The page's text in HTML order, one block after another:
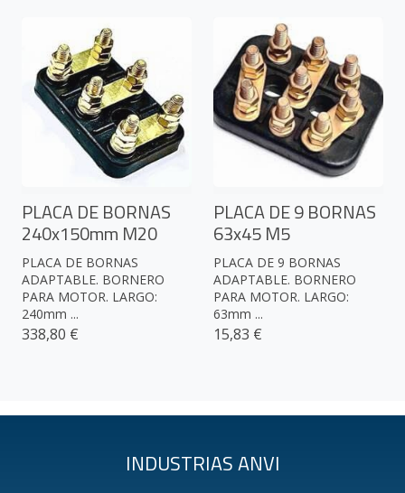
PLACA DE BORNAS
240x150mm M20
PLACA DE BORNAS
ADAPTABLE. BORNERO
PARA MOTOR. LARGO:
240mm ...
338,80 €
PLACA DE 9 BORNAS
63x45 M5
PLACA DE 9 BORNAS
ADAPTABLE. BORNERO
PARA MOTOR. LARGO:
63mm ...
15,83 €
INDUSTRIAS ANVI